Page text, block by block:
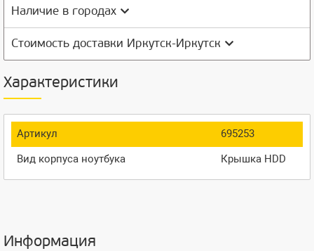
Наличие в городах
Стоимость доставки Иркутск-Иркутск
Характеристики
Артикул
695253
Вид корпуса ноутбука
Крышка HDD
Информация